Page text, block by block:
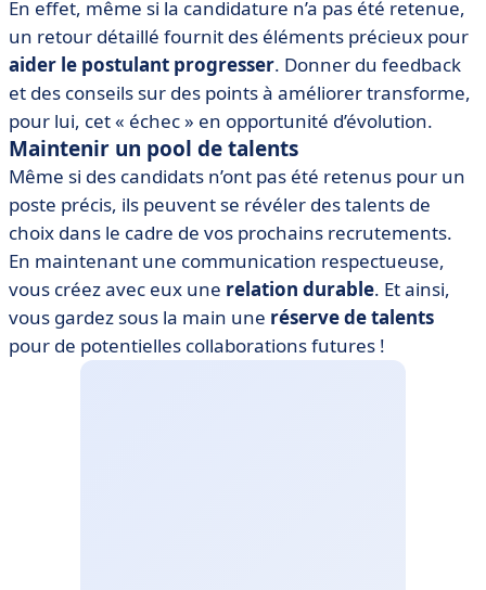
En effet, même si la candidature n’a pas été retenue,
un retour détaillé fournit des éléments précieux pour
aider le postulant progresser. Donner du feedback
et des conseils sur des points à améliorer transforme,
pour lui, cet « échec » en opportunité d’évolution.
Maintenir un pool de talents
Même si des candidats n’ont pas été retenus pour un
poste précis, ils peuvent se révéler des talents de
choix dans le cadre de vos prochains recrutements.
En maintenant une communication respectueuse,
vous créez avec eux une relation durable. Et ainsi,
vous gardez sous la main une réserve de talents
pour de potentielles collaborations futures !